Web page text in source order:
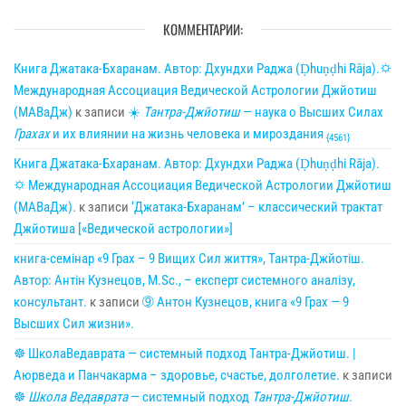
КОММЕНТАРИИ:
Книга Джатака-Бхаранам. Автор: Дхундхи Раджа (Ḍhuṇḍhi Rāja).🌣
Международная Ассоциация Ведической Астрологии Джйотиш
(МАВаДж) к записи ☀ Тантра-Джйотиш— наука о Высших Силах
Грахахи их влиянии на жизнь человека и мироздания {4561}
Книга Джатака-Бхаранам. Автор: Дхундхи Раджа (Ḍhuṇḍhi Rāja).
🌣 Международная Ассоциация Ведической Астрологии Джйотиш
(МАВаДж). к записи ‘Джатака-Бхаранам’ – классический трактат
Джйотиша [«Ведической астрологии»]
книга-семінар «9 Грах – 9 Вищих Сил життя», Тантра-Джйотіш.
Автор: Антін Кузнецов, M.Sc., – експерт системного аналізу,
консультант. к записи ➈ Антон Кузнецов, книга «9 Грах — 9
Высших Сил жизни».
☸ ШколаВедаврата — системный подход Тантра-Джйотиш. |
Аюрведа и Панчакарма – здоровье, счастье, долголетие. к записи
☸ Школа Ведаврата— системный подход Тантра-Джйотиш.